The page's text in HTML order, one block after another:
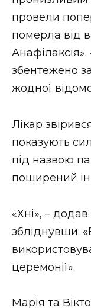
провели
померла від
збентежено
жодної
Лікар
показують
під назвою
поширений
«Хні», –
збліднувши.
церемонії».
Марія та